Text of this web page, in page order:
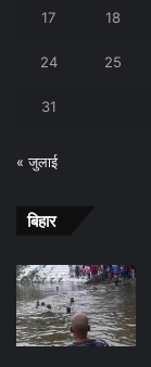
17 18
24 25
31
« जुलाई
बिहार